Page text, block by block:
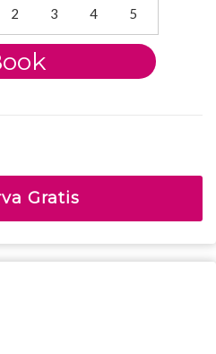
2 3 4 5
Gratis